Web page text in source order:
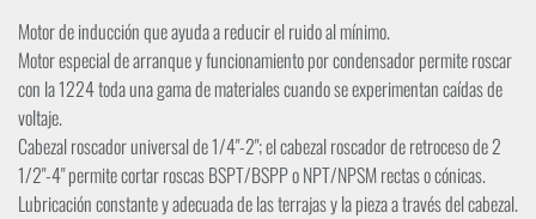
Motor de inducción que ayuda a reducir el ruido al mínimo.
Motor especial de arranque y funcionamiento por condensador permite roscar
con la 1224 toda una gama de materiales cuando se experimentan caídas de
voltaje.
Cabezal roscador universal de 1/4"-2"; el cabezal roscador de retroceso de 2
1/2"-4" permite cortar roscas BSPT/BSPP o NPT/NPSM rectas o cónicas.
Lubricación constante y adecuada de las terrajas y la pieza a través del cabezal.